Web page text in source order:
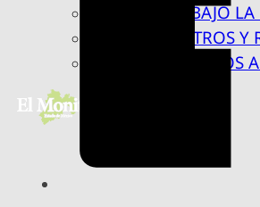
BAJO
RASTROS Y
VÍNCULOS